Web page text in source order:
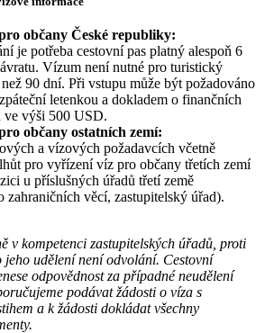
občany České republiky:
je potřeba cestovní pas platný alespoň 6
Vízum není nutné pro turistický
90 dní. Při vstupu může být požadováno
letenkou a dokladem o finančních
ve výši 500 USD.
občany ostatních zemí:
a vízových požadavcích včetně
pro vyřízení víz pro občany třetích zemí
u příslušných úřadů třetí země
zahraničních věcí, zastupitelský úřad).
v kompetenci zastupitelských úřadů, proti
jeho udělení není odvolání. Cestovní
odpovědnost za případné neudělení
podávat žádosti o víza s
a k žádosti dokládat všechny